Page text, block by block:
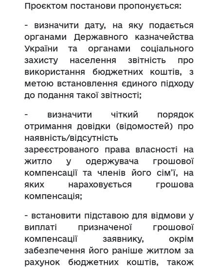
Проєктом постанови пропонується:
- визначити дату, на яку подається
органами Державного казначейства
України та органами соціального
захисту населення звітність про
використання бюджетних коштів, з
метою встановлення єдиного підходу
до подання такої звітності;
- визначити чіткий порядок
отримання довідки (відомостей) про
наявність/відсутність
зареєстрованого права власності на
житло у одержувача грошової
компенсації та членів його сім’ї, на
яких нараховується грошова
компенсація;
- встановити підставою для відмови у
виплаті призначеної грошової
компенсації заявнику, окрім
забезпечення його раніше житлом за
рахунок бюджетних коштів, також